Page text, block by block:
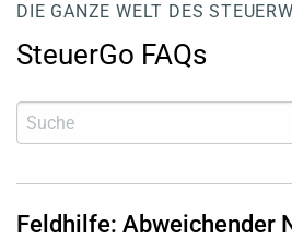
DIE GANZE WELT DES
SteuerGo FAQs
Feldhilfe: Abweichender